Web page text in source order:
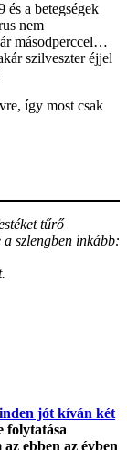
a betegségek
nem
másodperccel…
szilveszter éjjel
így most csak
tűrő
szlengben inkább:
jót kíván két
folytatása
ebben az évben